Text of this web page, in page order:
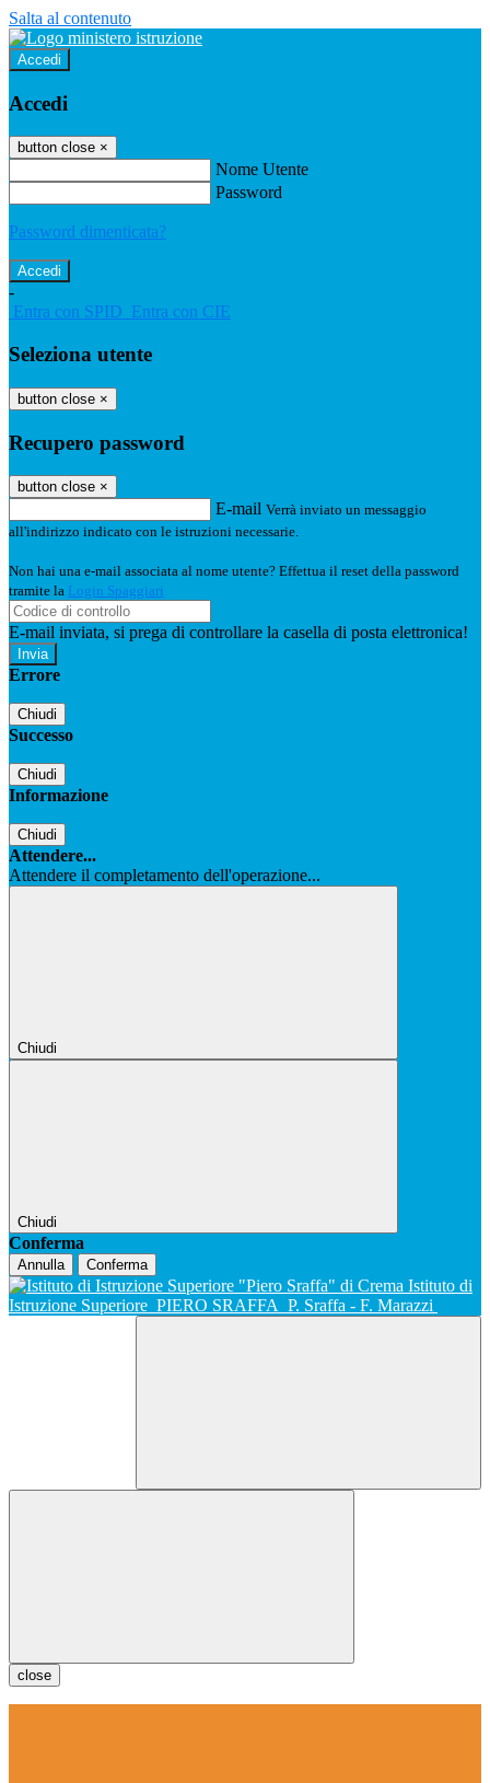
Salta al contenuto
Accedi
Accedi
button close ×
Nome Utente
Password
Password dimenticata?
-
Entra con SPID Entra con CIE
Seleziona utente
button close ×
Recupero password
button close ×
E-mail Verrà inviato un messaggio
all'indirizzo indicato con le istruzioni necessarie.
Non hai una e-mail associata al nome utente? Effettua il reset della password
tramite la Login Spaggiari
E-mail inviata, si prega di controllare la casella di posta elettronica!
Errore
Chiudi
Successo
Chiudi
Informazione
Chiudi
Attendere...
Attendere il completamento dell'operazione...
Chiudi
Chiudi
Conferma
Annulla Conferma
Istituto di
Istruzione Superiore PIERO SRAFFA P. Sraffa - F. Marazzi
close